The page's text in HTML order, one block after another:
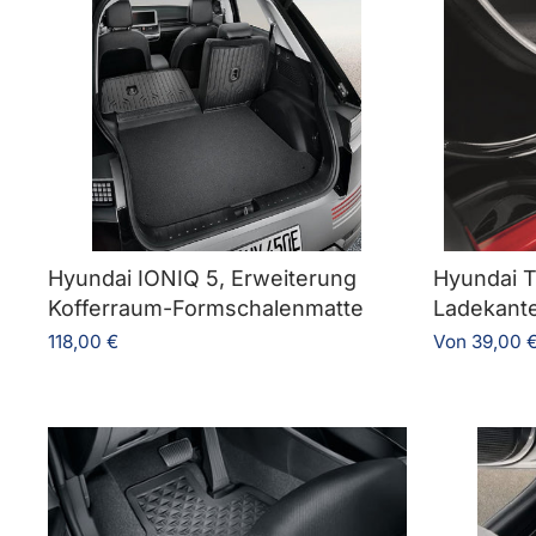
Hyundai IONIQ 5, Erweiterung
Kofferraum-Formschalenmatte
118,00 €
Hyundai
Von 39,00